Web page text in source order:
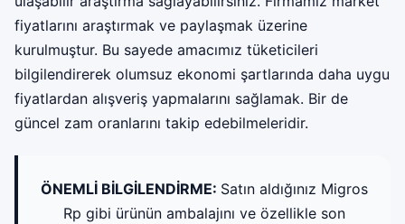
fiyatlarını araştırmak ve paylaşmak üzerine
kurulmuştur. Bu sayede amacımız tüketicileri
bilgilendirerek olumsuz ekonomi şartlarında daha uygu
fiyatlardan alışveriş yapmalarını sağlamak. Bir de
güncel zam oranlarını takip edebilmeleridir.
ÖNEMLİ BİLGİLENDİRME: Satın aldığınız Migros
Rp gibi ürünün ambalajını ve özellikle son